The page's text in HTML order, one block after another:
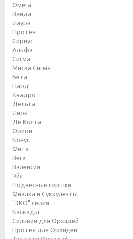
Омега
Ванда
Лаура
Протея
Сириус
Альфа
Сигма
Миска Сигма
Бета
Нард
Квадро
Дельта
Лион
Де Коста
Орион
Конус
Фита
Вега
Валенсия
Эйс
Подвесные горшки
Фиалка и Суккуленты
"ЭКО" серия
Каскады
Сильвия для Орхидей
Протея для Орхидей